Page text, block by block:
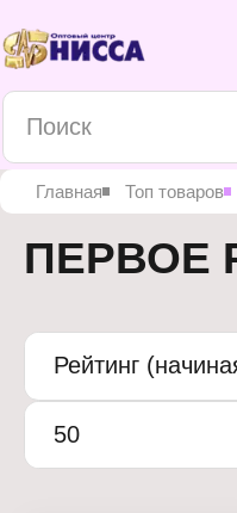
Главная Топ товаров
ПЕРВОЕ
Рейтинг
50